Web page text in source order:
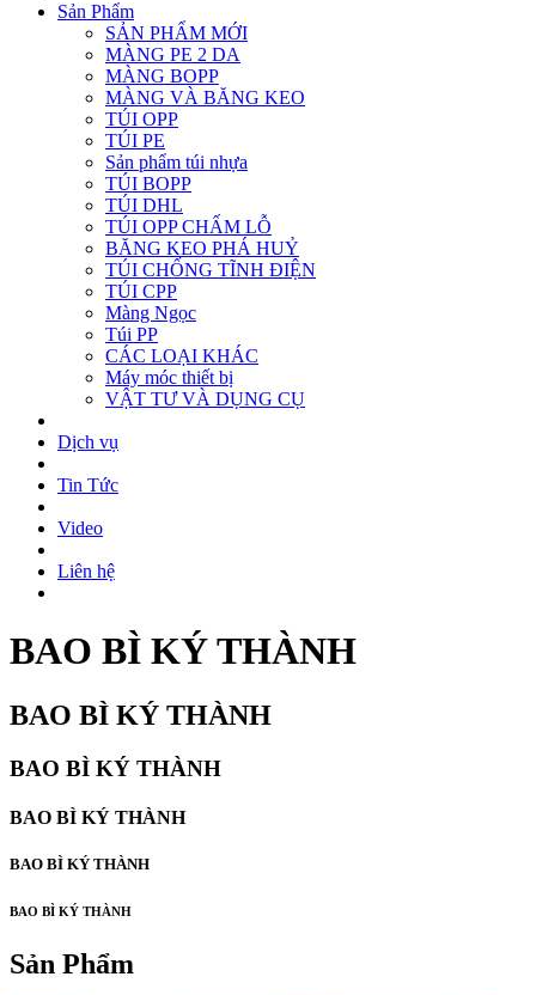
Sản Phẩm
SẢN PHẨM MỚI
MÀNG PE 2 DA
MÀNG BOPP
MÀNG VÀ BĂNG KEO
TÚI OPP
TÚI PE
Sản phẩm túi nhựa
TÚI BOPP
TÚI DHL
TÚI OPP CHẤM LỖ
BĂNG KEO PHÁ HUỶ
TÚI CHỐNG TĨNH ĐIỆN
TÚI CPP
Màng Ngọc
Túi PP
CÁC LOẠI KHÁC
Máy móc thiết bị
VẬT TƯ VÀ DỤNG CỤ
Dịch vụ
Tin Tức
Video
Liên hệ
BAO BÌ KÝ THÀNH
BAO BÌ KÝ THÀNH
BAO BÌ KÝ THÀNH
BAO BÌ KÝ THÀNH
BAO BÌ KÝ THÀNH
BAO BÌ KÝ THÀNH
Sản Phẩm